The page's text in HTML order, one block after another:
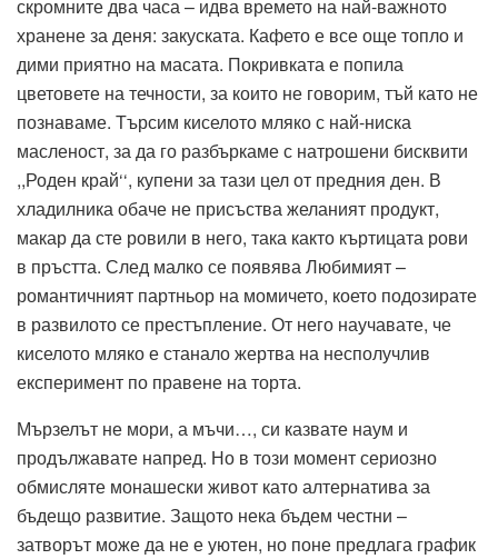
скромните два часа – идва времето на най-важното
хранене за деня: закуската. Кафето е все още топло и
дими приятно на масата. Покривката е попила
цветовете на течности, за които не говорим, тъй като не
познаваме. Търсим киселото мляко с най-ниска
масленост, за да го разбъркаме с натрошени бисквити
,,Роден край‘‘, купени за тази цел от предния ден. В
хладилника обаче не присъства желаният продукт,
макар да сте ровили в него, така както къртицата рови
в пръстта. След малко се появява Любимият –
романтичният партньор на момичето, което подозирате
в развилото се престъпление. От него научавате, че
киселото мляко е станало жертва на несполучлив
експеримент по правене на торта.
Мързелът не мори, а мъчи…, си казвате наум и
продължавате напред. Но в този момент сериозно
обмисляте монашески живот като алтернатива за
бъдещо развитие. Защото нека бъдем честни –
затворът може да не е уютен, но поне предлага график